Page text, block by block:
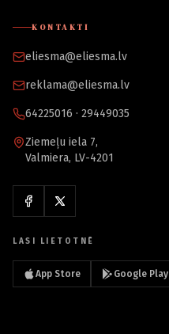
KONTAKTI
eliesma@eliesma.lv
reklama@eliesma.lv
64225016 · 29449035
Ziemeļu iela 7,
Valmiera, LV-4201
LASI LIETOTNĒ
App Store Google Play